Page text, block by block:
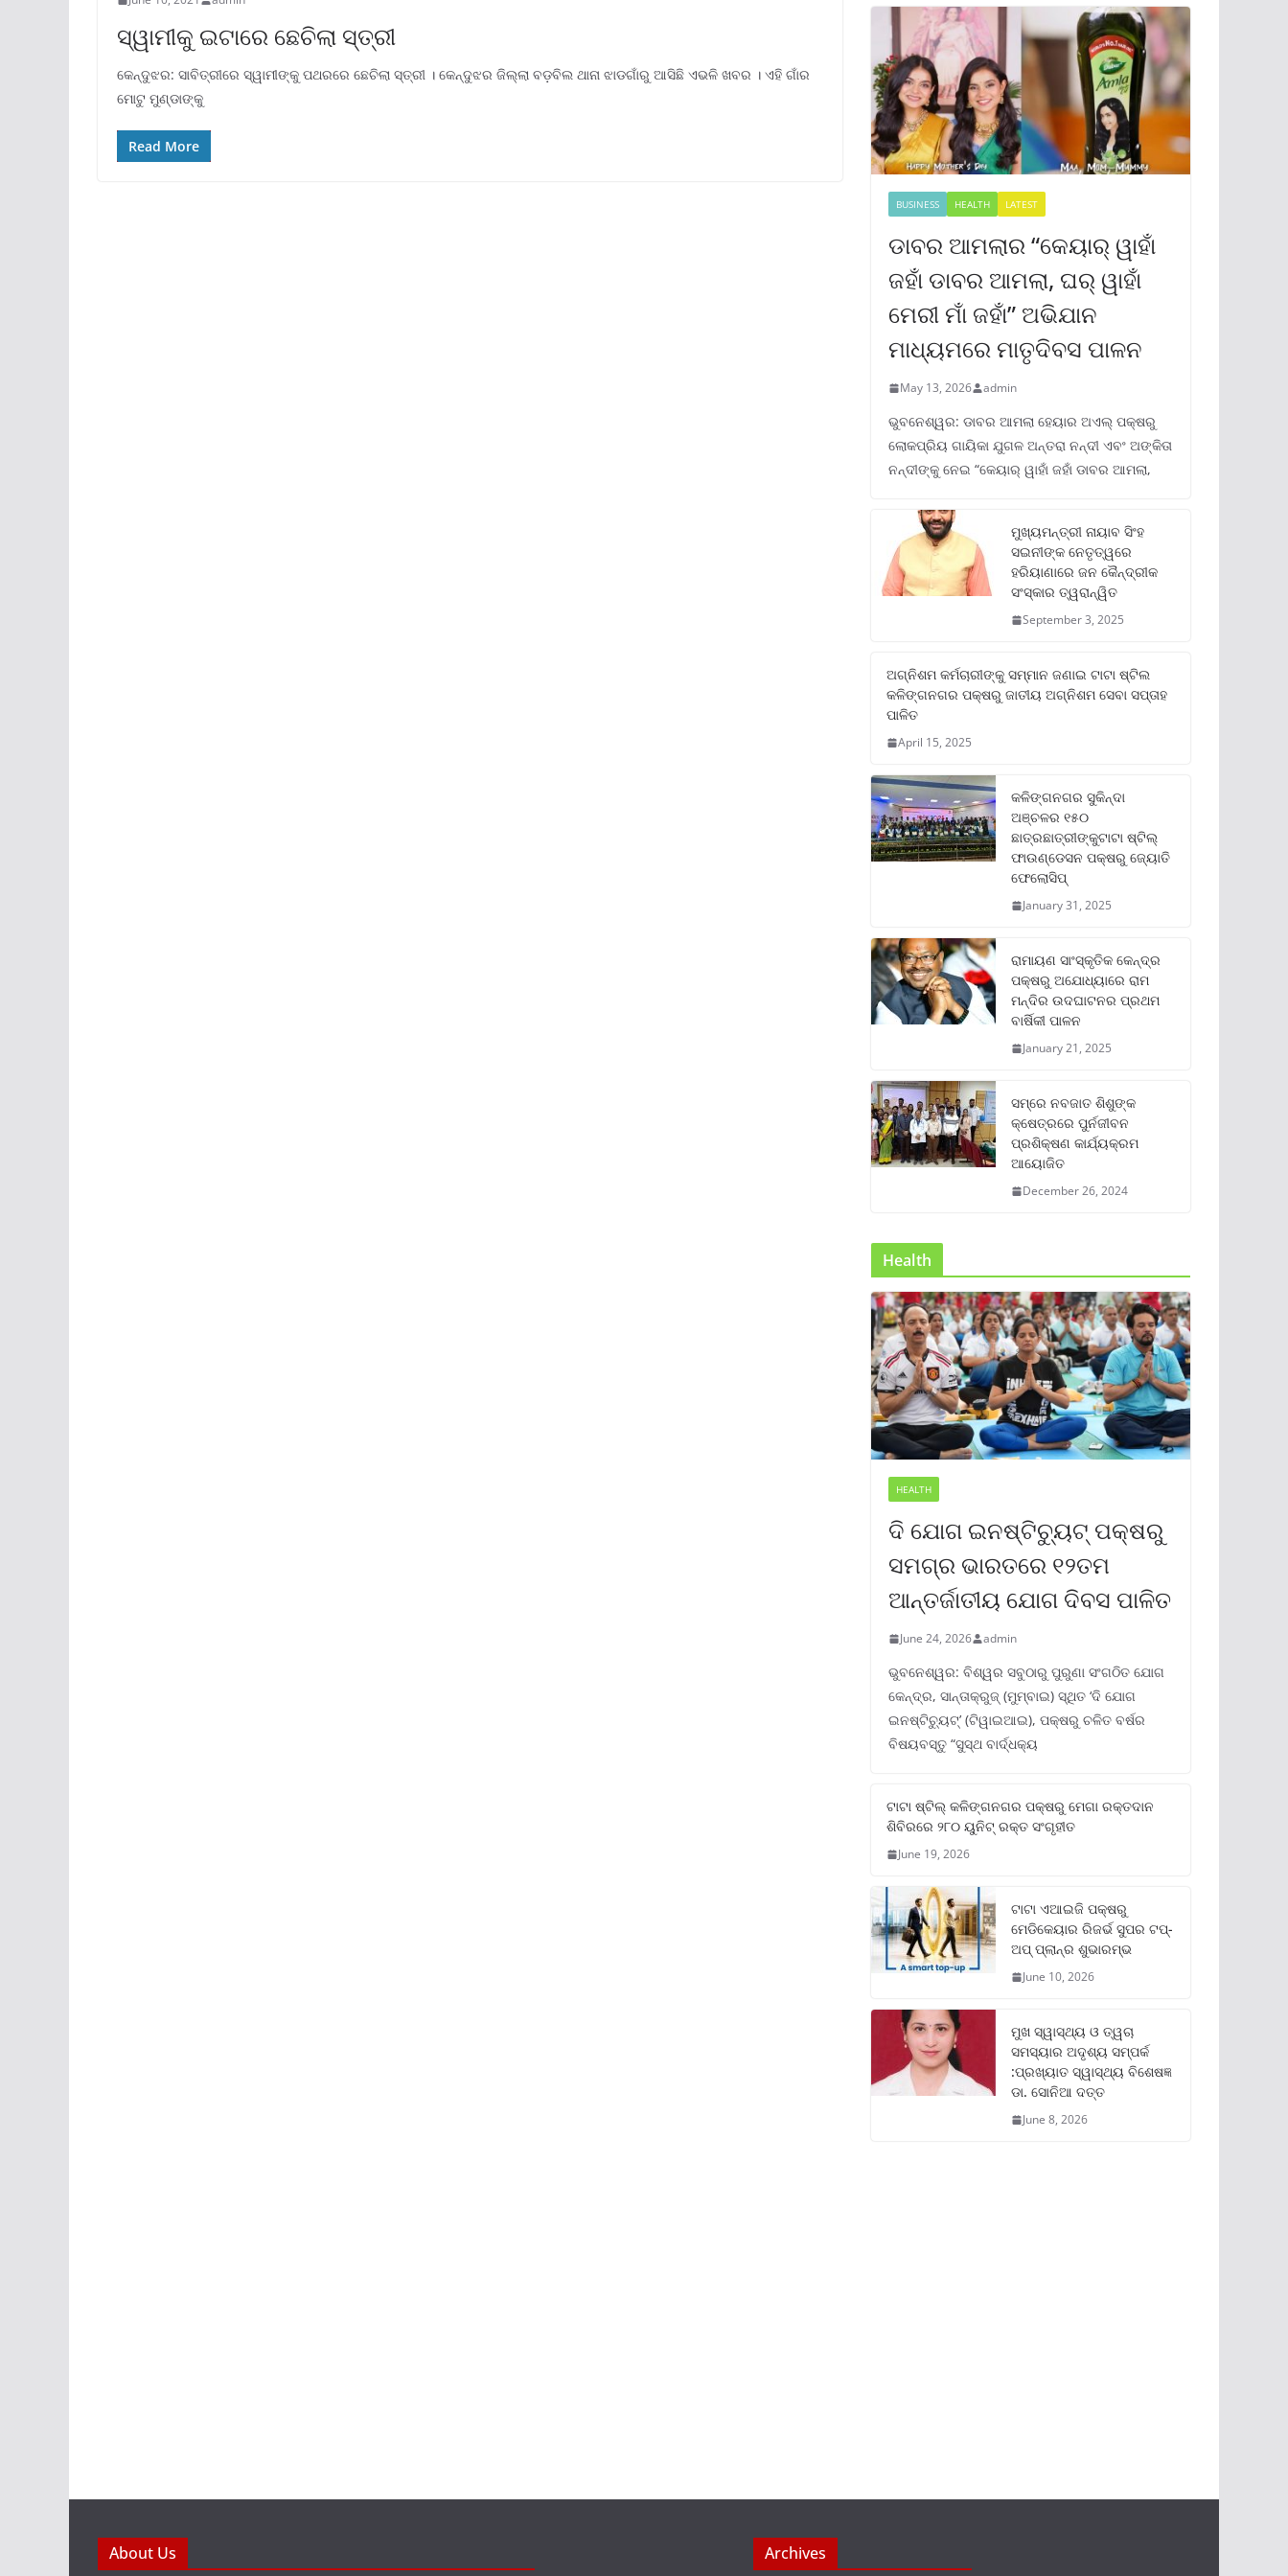
ସ୍ୱାମୀକୁ ଇଟାରେ ଛେଚିଲା ସ୍ତ୍ରୀ
କେନ୍ଦୁଝର: ସାବିତ୍ରୀରେ ସ୍ୱାମୀଙ୍କୁ ପଥରରେ ଛେଚିଲା ସ୍ତ୍ରୀ । କେନ୍ଦୁଝର ଜିଲ୍ଲା ବଡ଼ବିଲ ଥାନା ଝାଡଗାଁରୁ ଆସିଛି ଏଭଳି ଖବର । ଏହି ଗାଁର
ମୋଟୁ ମୁଣ୍ଡାଙ୍କୁ
Read More
BUSINESS HEALTH LATEST
ଡାବର ଆମଲାର “କେୟାର୍ ୱାହାଁ
ଜହାଁ ଡାବର ଆମଲା, ଘର୍ ୱାହାଁ
ମେରୀ ମାଁ ଜହାଁ” ଅଭିଯାନ
ମାଧ୍ୟମରେ ମାତୃଦିବସ ପାଳନ
May 13, 2026 admin
ଭୁବନେଶ୍ୱର: ଡାବର ଆମଲା ହେୟାର ଅଏଲ୍ ପକ୍ଷରୁ
ଲୋକପ୍ରିୟ ଗାୟିକା ଯୁଗଳ ଅନ୍ତରା ନନ୍ଦୀ ଏବଂ ଅଙ୍କିତା
ନନ୍ଦୀଙ୍କୁ ନେଇ “କେୟାର୍ ୱାହାଁ ଜହାଁ ଡାବର ଆମଲା,
ମୁଖ୍ୟମନ୍ତ୍ରୀ ନାୟାବ ସିଂହ
ସଇନୀଙ୍କ ନେତୃତ୍ୱରେ
ହରିୟାଣାରେ ଜନ କୈନ୍ଦ୍ରୀକ
ସଂସ୍କାର ତ୍ୱରାନ୍ୱିତ
September 3, 2025
ଅଗ୍ନିଶମ କର୍ମଚାରୀଙ୍କୁ ସମ୍ମାନ ଜଣାଇ ଟାଟା ଷ୍ଟିଲ
କଳିଙ୍ଗନଗର ପକ୍ଷରୁ ଜାତୀୟ ଅଗ୍ନିଶମ ସେବା ସପ୍ତାହ
ପାଳିତ
April 15, 2025
କଳିଙ୍ଗନଗର ସୁକିନ୍ଦା
ଅଞ୍ଚଳର ୧୫୦
ଛାତ୍ରଛାତ୍ରୀଙ୍କୁଟାଟା ଷ୍ଟିଲ୍
ଫାଉଣ୍ଡେସନ ପକ୍ଷରୁ ଜ୍ୟୋତି
ଫେଲୋସିପ୍‌
January 31, 2025
ରାମାୟଣ ସାଂସ୍କୃତିକ କେନ୍ଦ୍ର
ପକ୍ଷରୁ ଅଯୋଧ୍ୟାରେ ରାମ
ମନ୍ଦିର ଉଦଘାଟନର ପ୍ରଥମ
ବାର୍ଷିକୀ ପାଳନ
January 21, 2025
ସମ୍‌ରେ ନବଜାତ ଶିଶୁଙ୍କ
କ୍ଷେତ୍ରରେ ପୁର୍ନଜୀବନ
ପ୍ରଶିକ୍ଷଣ କାର୍ଯ୍ୟକ୍ରମ
ଆୟୋଜିତ
December 26, 2024
Health
HEALTH
ଦି ଯୋଗ ଇନଷ୍ଟିଚ୍ୟୁଟ୍ ପକ୍ଷରୁ
ସମଗ୍ର ଭାରତରେ ୧୨ତମ
ଆନ୍ତର୍ଜାତୀୟ ଯୋଗ ଦିବସ ପାଳିତ
June 24, 2026 admin
ଭୁବନେଶ୍ୱର: ବିଶ୍ୱର ସବୁଠାରୁ ପୁରୁଣା ସଂଗଠିତ ଯୋଗ
କେନ୍ଦ୍ର, ସାନ୍ତାକ୍ରୁଜ୍ (ମୁମ୍ବାଇ) ସ୍ଥିତ ‘ଦି ଯୋଗ
ଇନଷ୍ଟିଚ୍ୟୁଟ୍‌’ (ଟିୱାଇଆଇ), ପକ୍ଷରୁ ଚଳିତ ବର୍ଷର
ବିଷୟବସ୍ତୁ “ସୁସ୍ଥ ବାର୍ଦ୍ଧକ୍ୟ
ଟାଟା ଷ୍ଟିଲ୍‌ କଳିଙ୍ଗନଗର ପକ୍ଷରୁ ମେଗା ରକ୍ତଦାନ
ଶିବିରରେ ୨୮୦ ୟୁନିଟ୍‌ ରକ୍ତ ସଂଗୃହୀତ
June 19, 2026
ଟାଟା ଏଆଇଜି ପକ୍ଷରୁ
ମେଡିକେୟାର ରିଜର୍ଭ ସୁପର ଟପ୍‌-
ଅପ୍ ପ୍ଲାନ୍‌ର ଶୁଭାରମ୍ଭ
June 10, 2026
ମୁଖ ସ୍ୱାସ୍ଥ୍ୟ ଓ ତ୍ୱଚା
ସମସ୍ୟାର ଅଦୃଶ୍ୟ ସମ୍ପର୍କ
:ପ୍ରଖ୍ୟାତ ସ୍ୱାସ୍ଥ୍ୟ ବିଶେଷଜ୍ଞ
ଡା. ସୋନିଆ ଦତ୍ତ
June 8, 2026
About Us Archives